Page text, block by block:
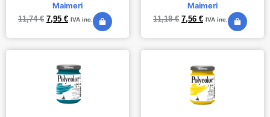
Maimeri
11,74€ 7,95 € IVA inc.
Maimeri
11,18€ 7,56 € IVA inc.